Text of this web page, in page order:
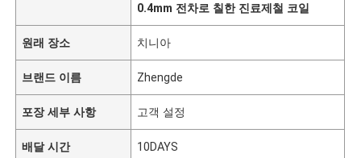
0.4mm 전차로 칠한 진료제철 코일
원래 장소 치니아
브랜드 이름 Zhengde
포장 세부 사항 고객 설정
배달 시간 10DAYS